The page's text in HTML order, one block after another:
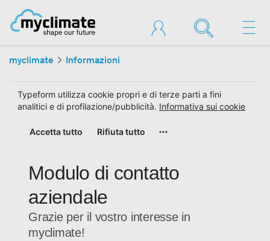
myclimate Informazioni